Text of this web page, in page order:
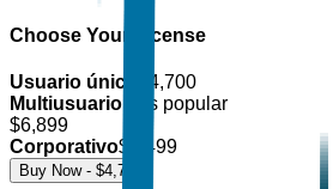
Choose Your License
Usuario único
4,700
MultiusuarioMás popular
$6,899
Corporativo$ 8,499
Buy Now - $4,700